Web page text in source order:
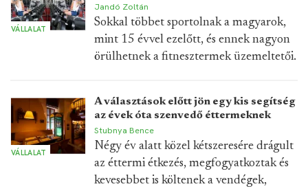
VÁLLALAT
Jandó Zoltán
Sokkal többet sportolnak a magyarok,
mint 15 évvel ezelőtt, és ennek nagyon
örülhetnek a fitnesztermek üzemeltetői.
VÁLLALAT
A választások előtt jön egy kis segítség
az évek óta szenvedő éttermeknek
Stubnya Bence
Négy év alatt közel kétszeresére drágult
az éttermi étkezés, megfogyatkoztak és
kevesebbet is költenek a vendégek,